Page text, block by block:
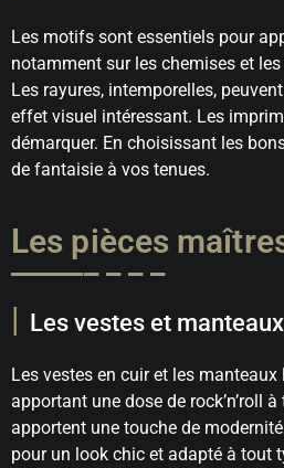
Les motifs sont essentiels pour
notamment sur les chemises et
Les rayures, intemporelles,
effet visuel intéressant. Les
démarquer. En choisissant les
de fantaisie à vos tenues.
Les pièces
Les vestes et
Les vestes en cuir et les
apportant une dose de rock’n’roll
apportent une touche de
pour un look chic et adapté à tout